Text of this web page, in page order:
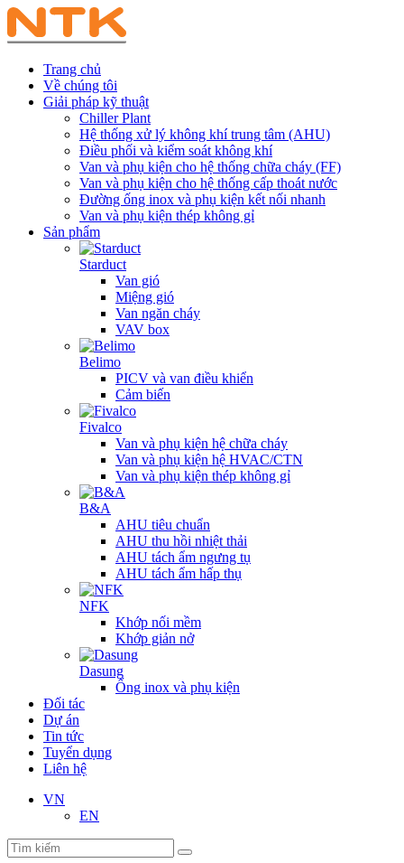
Trang chủ
Về chúng tôi
Giải pháp kỹ thuật
Chiller Plant
Hệ thống xử lý không khí trung tâm (AHU)
Điều phối và kiểm soát không khí
Van và phụ kiện cho hệ thống chữa cháy (FF)
Van và phụ kiện cho hệ thống cấp thoát nước
Đường ống inox và phụ kiện kết nối nhanh
Van và phụ kiện thép không gỉ
Sản phẩm
Starduct
Van gió
Miệng gió
Van ngăn cháy
VAV box
Belimo
PICV và van điều khiển
Cảm biến
Fivalco
Van và phụ kiện hệ chữa cháy
Van và phụ kiện hệ HVAC/CTN
Van và phụ kiện thép không gỉ
B&A
AHU tiêu chuẩn
AHU thu hồi nhiệt thải
AHU tách ẩm ngưng tụ
AHU tách ẩm hấp thụ
NFK
Khớp nối mềm
Khớp giản nở
Dasung
Ống inox và phụ kiện
Đối tác
Dự án
Tin tức
Tuyển dụng
Liên hệ
VN
EN